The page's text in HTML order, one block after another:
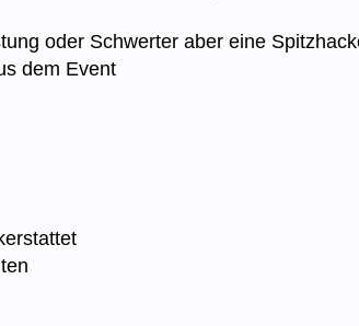
oder Schwerter aber eine
dem Event